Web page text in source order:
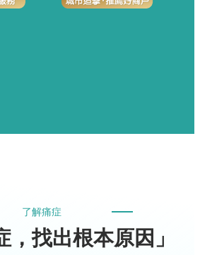
了解痛症
，找出根本原因」